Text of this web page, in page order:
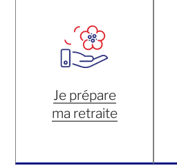
Je prépare
ma retraite